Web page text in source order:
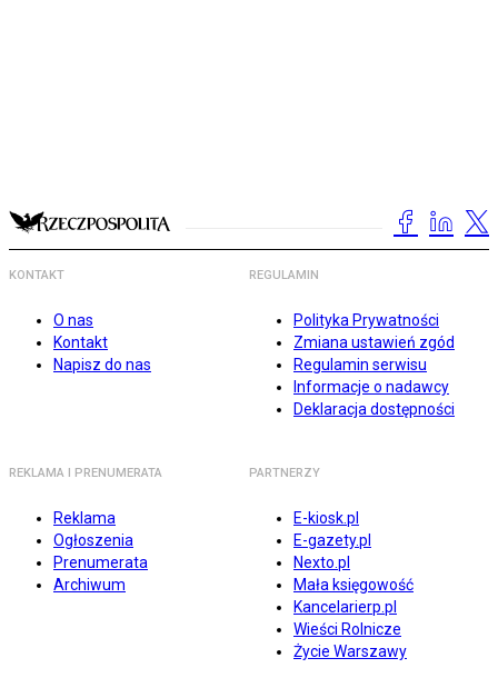
KONTAKT
O nas
Kontakt
Napisz do nas
REGULAMIN
Polityka Prywatności
Zmiana ustawień zgód
Regulamin serwisu
Informacje o nadawcy
Deklaracja dostępności
REKLAMA I PRENUMERATA
Reklama
Ogłoszenia
Prenumerata
Archiwum
PARTNERZY
E-kiosk.pl
E-gazety.pl
Nexto.pl
Mała księgowość
Kancelarierp.pl
Wieści Rolnicze
Życie Warszawy